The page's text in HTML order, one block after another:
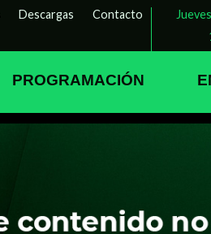
Descargas Contacto
PROGRAMACIÓN